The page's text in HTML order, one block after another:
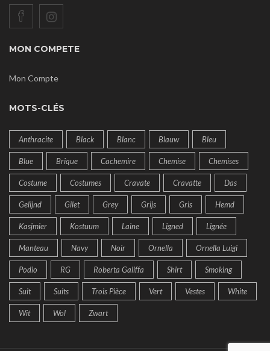
MON COMPETE
Mon Compte
MOTS-CLÉS
Anthracite Black Blanc Blauw Bleu
Blue Brique Cachemire Chemise Chemises
Costume Costumes Cravate Cravatte Das
Gelijnd Gilet Grey Grijs Gris Hemd
Kasjmier Kostuum Laine Ligned Lignée
Manteau Navy Noir Ornella Ornella Luigi
Podio RG Roberta Galiffa Shirt Smoking
Suit Suits Trois Pièce Vert Vestes White
Wit Wol Zwart